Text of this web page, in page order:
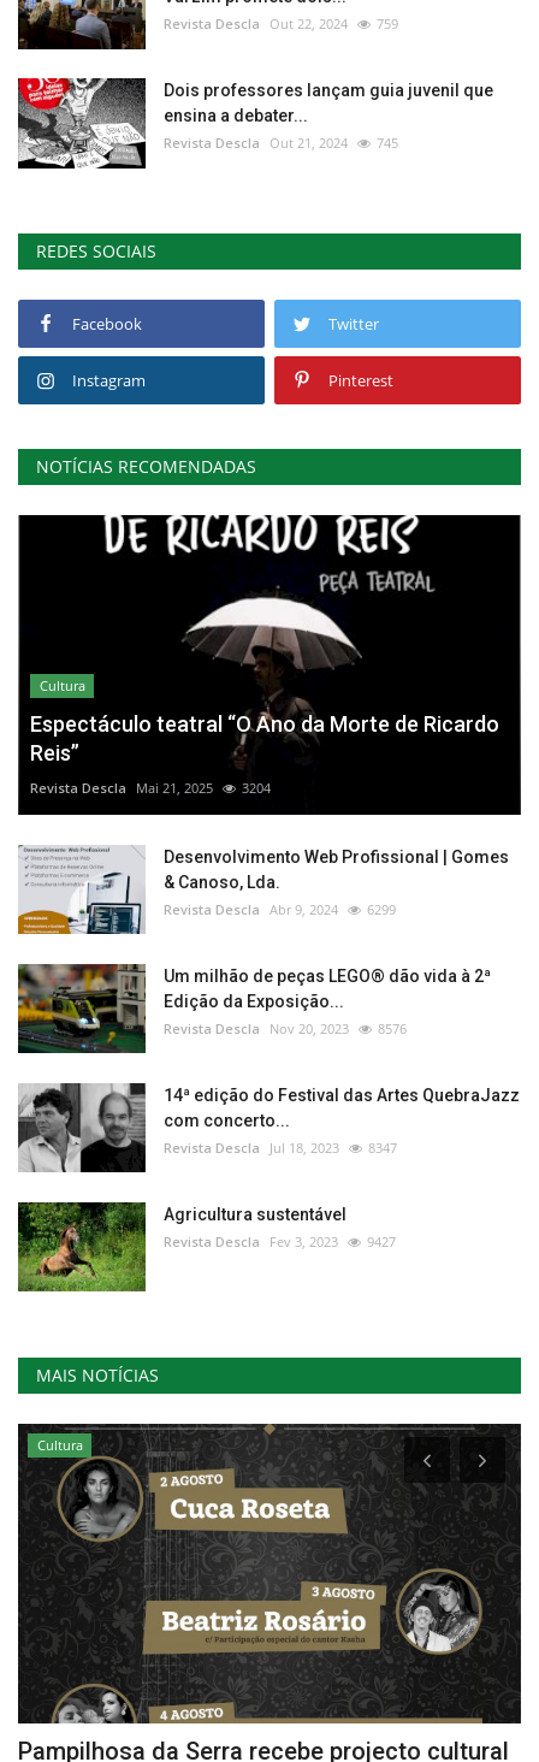
Revista Descla Out 22, 2024 759
Dois professores lançam guia juvenil que
ensina a debater...
Revista Descla Out 21, 2024 745
REDES SOCIAIS
Facebook Twitter
Instagram Pinterest
NOTÍCIAS RECOMENDADAS
Cultura
Espectáculo teatral “O Ano da Morte de Ricardo
Reis”
Revista Descla Mai 21, 2025 3204
Desenvolvimento Web Profissional | Gomes
& Canoso, Lda.
Revista Descla Abr 9, 2024 6299
Um milhão de peças LEGO® dão vida à 2ª
Edição da Exposição...
Revista Descla Nov 20, 2023 8576
14ª edição do Festival das Artes QuebraJazz
com concerto...
Revista Descla Jul 18, 2023 8347
Agricultura sustentável
Revista Descla Fev 3, 2023 9427
MAIS NOTÍCIAS
Cultura
Pampilhosa da Serra recebe projecto cultural